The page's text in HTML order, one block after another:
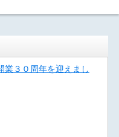
業３０周年を迎えまし